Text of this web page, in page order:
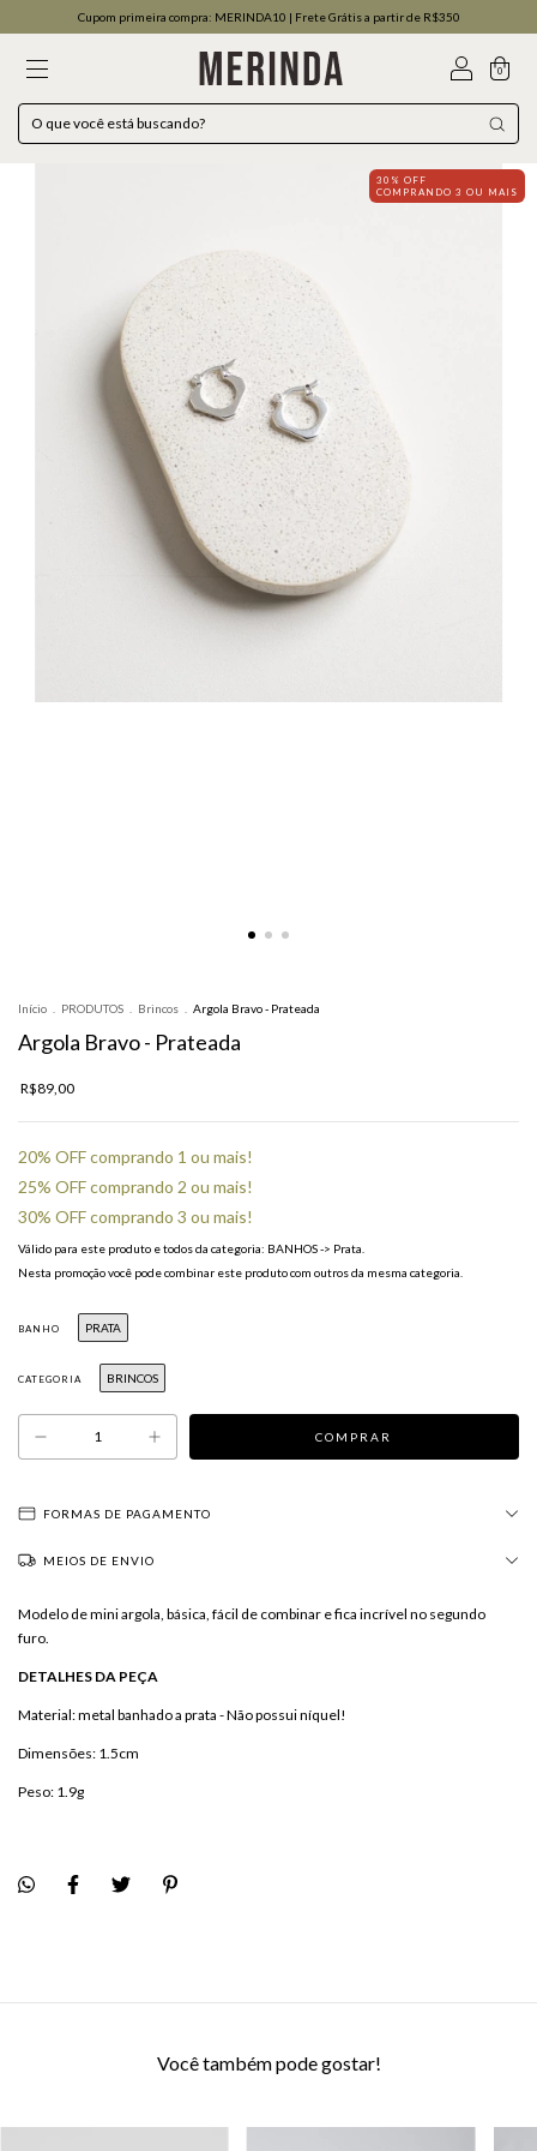
Cupom primeira compra: MERINDA10 | Frete Grátis a partir de R$350
0
30% OFF
COMPRANDO 3 OU MAIS
Início PRODUTOS Brincos Argola Bravo - Prateada
Argola Bravo - Prateada
R$89,00
20% OFF comprando 1 ou mais!
25% OFF comprando 2 ou mais!
30% OFF comprando 3 ou mais!
Válido para este produto e todos da categoria: BANHOS -> Prata.
Nesta promoção você pode combinar este produto com outros da mesma categoria.
BANHO PRATA
CATEGORIA BRINCOS
FORMAS DE PAGAMENTO
MEIOS DE ENVIO
Modelo de mini argola, básica, fácil de combinar e fica incrível no segundo
furo.
DETALHES DA PEÇA
Material: metal banhado a prata - Não possui níquel!
Dimensões: 1.5cm
Peso: 1.9g
Você também pode gostar!